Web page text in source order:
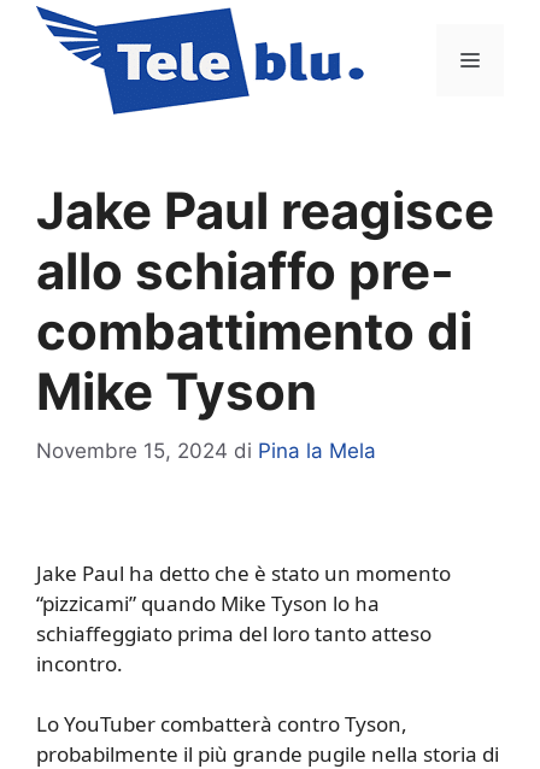
contenuto
Menu
Jake Paul reagisce
allo schiaffo pre-
combattimento di
Mike Tyson
Novembre 15, 2024 di Pina la Mela
Jake Paul ha detto che è stato un momento
“pizzicami” quando Mike Tyson lo ha
schiaffeggiato prima del loro tanto atteso
incontro.
Lo YouTuber combatterà contro Tyson,
probabilmente il più grande pugile nella storia di